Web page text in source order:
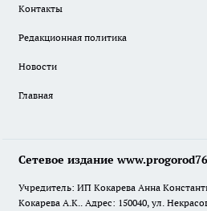
Контакты
Редакционная политика
Новости
Главная
Сетевое издание
Учредитель: ИП Кокарева Анна
Кокарева А.К.. Адрес: 150040, ул.